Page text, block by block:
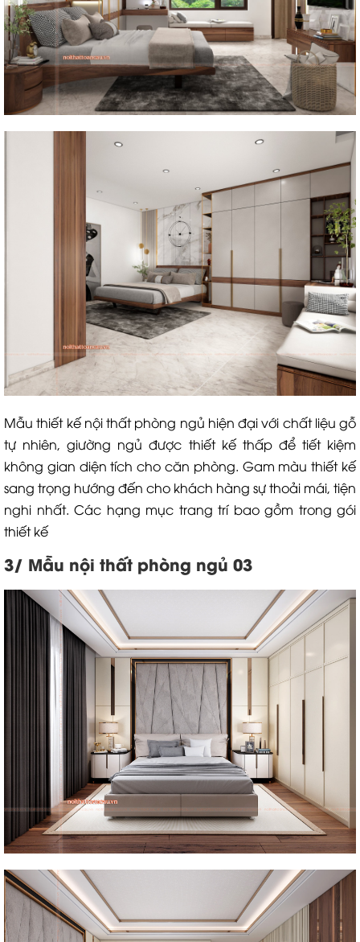
Mẫu thiết kế nội thất phòng ngủ hiện đại với chất liệu gỗ
tự nhiên, giường ngủ được thiết kế thấp để tiết kiệm
không gian diện tích cho căn phòng. Gam màu thiết kế
sang trọng hướng đến cho khách hàng sự thoải mái, tiện
nghi nhất. Các hạng mục trang trí bao gồm trong gói
thiết kế
3/ Mẫu nội thất phòng ngủ 03